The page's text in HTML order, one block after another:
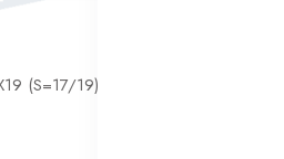
(S=17/19) колесного крепежа